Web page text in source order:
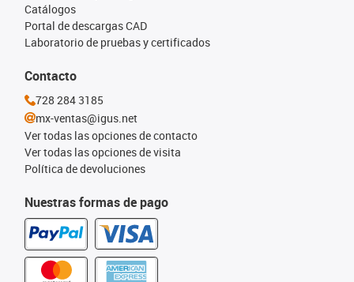
Nuestras formas de pago
Catálogos
Portal de descargas CAD
Laboratorio de pruebas y certificados
Contacto
728 284 3185
mx-ventas@igus.net
Ver todas las opciones de contacto
Ver todas las opciones de visita
Política de devoluciones